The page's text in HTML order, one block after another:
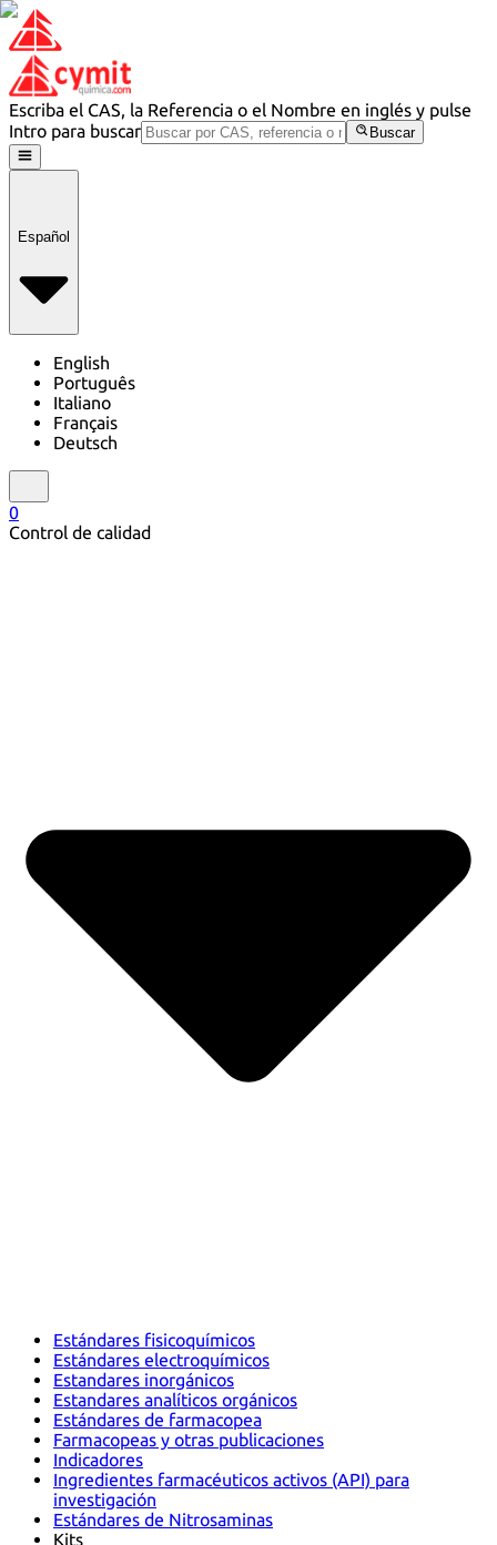
Escriba el CAS, la Referencia o el Nombre en inglés y pulse
Intro para buscar
Buscar
Español
English
Português
Italiano
Français
Deutsch
0
Control de calidad
Estándares fisicoquímicos
Estándares electroquímicos
Estandares inorgánicos
Estandares analíticos orgánicos
Estándares de farmacopea
Farmacopeas y otras publicaciones
Indicadores
Ingredientes farmacéuticos activos (API) para
investigación
Estándares de Nitrosaminas
Kits